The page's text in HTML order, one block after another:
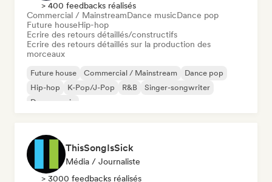
> 400 feedbacks réalisés
Commercial / MainstreamDance musicDance pop
Future houseHip-hop
Ecrire des retours détaillés/constructifs
Ecrire des retours détaillés sur la production des
morceaux
Future house Commercial / Mainstream
Dance pop
Hip-hop
K-Pop/J-Pop R&B
Singer-songwriter
Dance music
ThisSongIsSick
Média / Journaliste
> 3000 feedbacks réalisés